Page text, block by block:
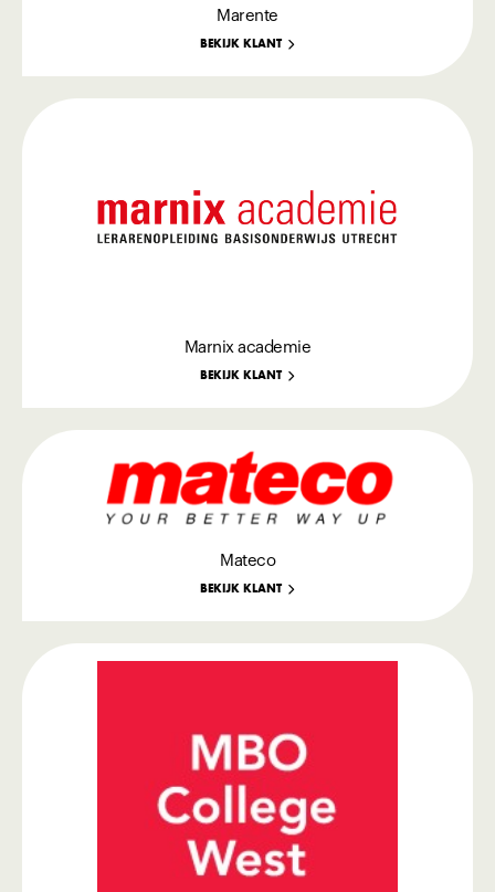
Marente
BEKIJK KLANT
Marnix academie
BEKIJK KLANT
Mateco
BEKIJK KLANT